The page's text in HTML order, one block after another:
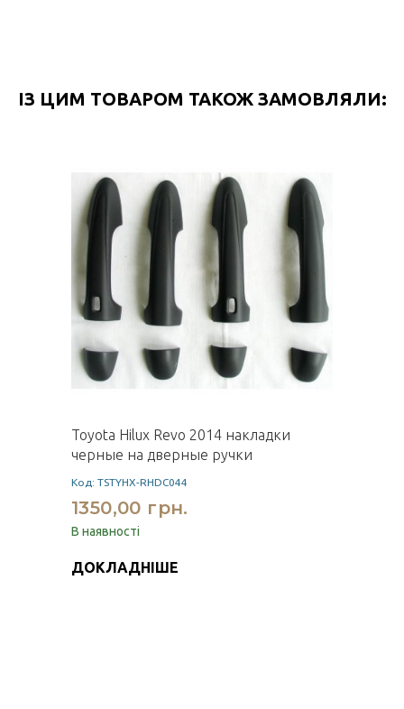
ІЗ ЦИМ ТОВАРОМ ТАКОЖ ЗАМОВЛЯЛИ:
Toyota Hilux Revo 2014 накладки
черные на дверные ручки
Код: TSTYHX-RHDC044
1350,00 грн.
В наявності
ДОКЛАДНІШЕ